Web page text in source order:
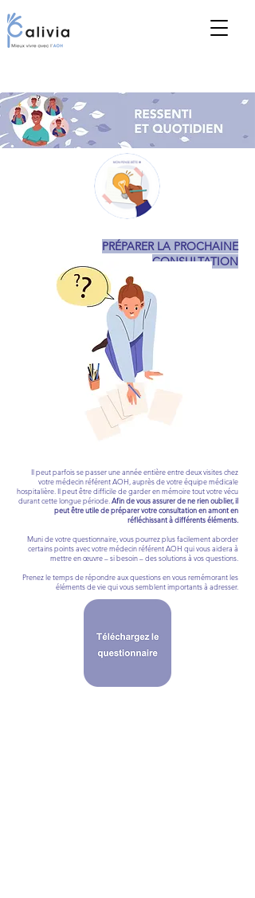
PRÉPARER LA PROCHAINE
CONSULTATION
Il peut parfois se passer une année entière entre deux visites chez
votre médecin référent AOH, auprès de votre équipe médicale
hospitalière. Il peut être difficile de garder en mémoire tout votre vécu
durant cette longue période. Afin de vous assurer de ne rien oublier, il
peut être utile de préparer votre consultation en amont en
réfléchissant à différents éléments.
Muni de votre questionnaire, vous pourrez plus facilement aborder
certains points avec votre médecin référent AOH qui vous aidera à
mettre en œuvre – si besoin – des solutions à vos questions.
Prenez le temps de répondre aux questions en vous remémorant les
éléments de vie qui vous semblent importants à adresser.